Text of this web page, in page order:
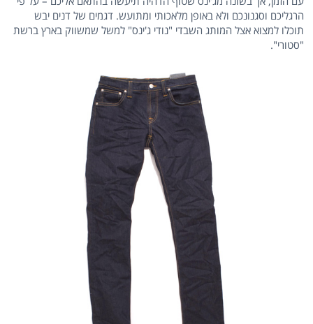
הרגליכם וסגנונכם ולא באופן מלאכותי ומתועש. דגמים של דנים יבש
תוכלו למצוא אצל המותג השבדי "נודי ג'ינס" למשל שמשווק בארץ ברשת
"סטורי".